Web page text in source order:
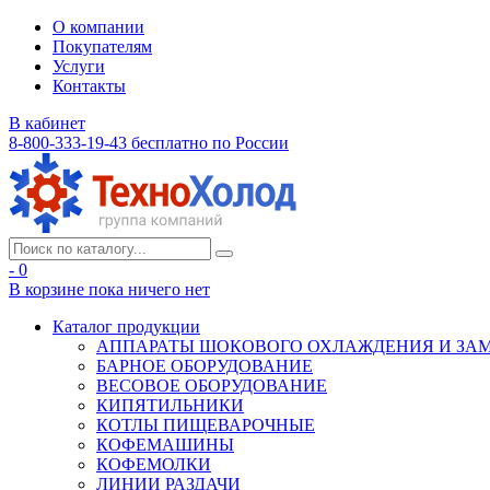
О компании
Покупателям
Услуги
Контакты
В кабинет
8-800-333-19-43 бесплатно по России
- 0
В корзине пока ничего нет
Каталог продукции
АППАРАТЫ ШОКОВОГО ОХЛАЖДЕНИЯ И
БАРНОЕ ОБОРУДОВАНИЕ
ВЕСОВОЕ ОБОРУДОВАНИЕ
КИПЯТИЛЬНИКИ
КОТЛЫ ПИЩЕВАРОЧНЫЕ
КОФЕМАШИНЫ
КОФЕМОЛКИ
ЛИНИИ РАЗДАЧИ